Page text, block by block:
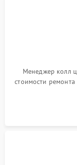
Менеджер колл
стоимости ремонта